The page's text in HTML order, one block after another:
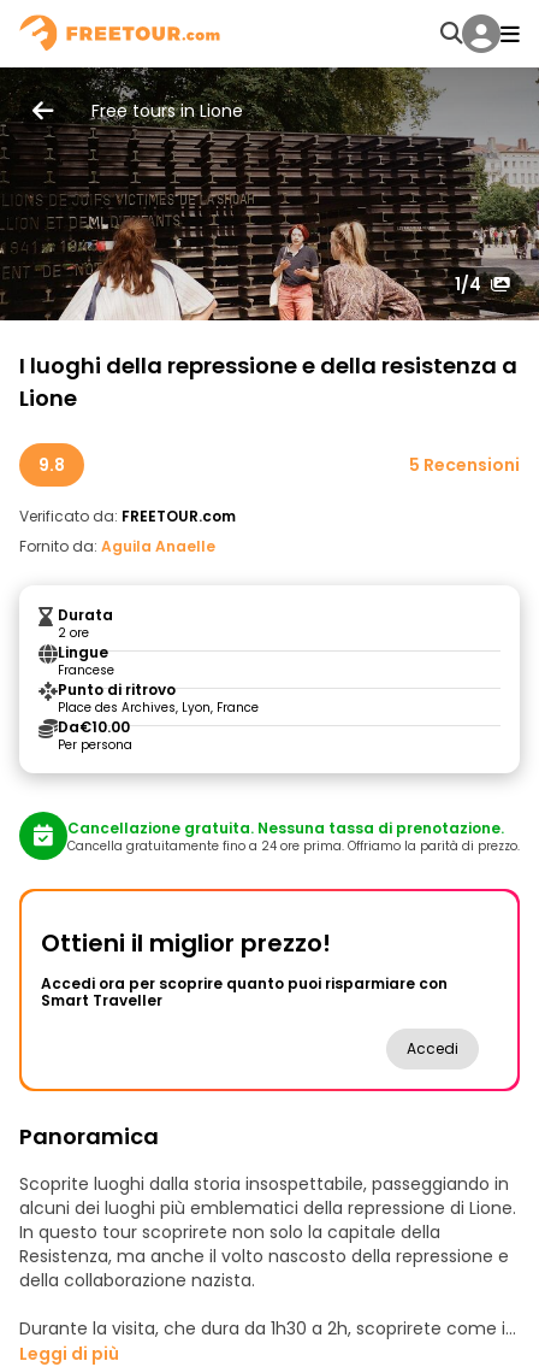
Free tours in Lione
1/4
I luoghi della repressione e della resistenza a
Lione
9.8 5 Recensioni
Verificato da: FREETOUR.com
Fornito da: Aguila Anaelle
Durata
2 ore
Lingue
Francese
Punto di ritrovo
Place des Archives, Lyon, France
Da€10.00
Per persona
Cancellazione gratuita. Nessuna tassa di prenotazione.
Cancella gratuitamente fino a 24 ore prima. Offriamo la parità di prezzo.
Ottieni il miglior prezzo!
Accedi ora per scoprire quanto puoi risparmiare con
Smart Traveller
Accedi
Panoramica
Scoprite luoghi dalla storia insospettabile, passeggiando in
alcuni dei luoghi più emblematici della repressione di Lione.
In questo tour scoprirete non solo la capitale della
Resistenza, ma anche il volto nascosto della repressione e
della collaborazione nazista.
Durante la visita, che dura da 1h30 a 2h, scoprirete come i
combattenti della Resistenza e gli ebrei venivano arrestati
Leggi di più